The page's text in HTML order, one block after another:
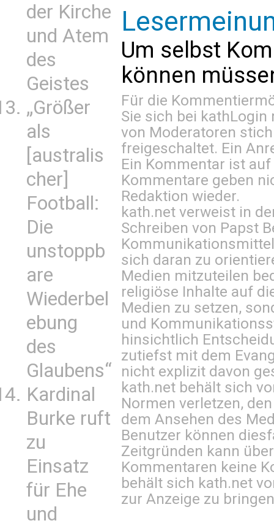
der Kirche
und Atem
des
Geistes
„Größer
als
[australis
cher]
Football:
Die
unstoppb
are
Wiederbel
ebung
des
Glaubens“
Kardinal
Burke ruft
zu
Einsatz
für Ehe
und
Um selbst
können
Für die
Sie sich bei kathLogin
von Moderatoren
freigeschaltet. Ein
Ein Kommentar ist
Kommentare geben
Redaktion wieder.
kath.net verweist in
Schreiben von Papst
sich daran zu
Medien mitzuteilen
religiöse Inhalte auf
Medien zu setzen,
und
hinsichtlich
zutiefst mit dem
nicht explizit davon
kath.net behält sich
Normen verletzen,
dem Ansehen des
Benutzer können
Zeitgründen kann
Kommentaren keine
behält sich kath.net
zur Anzeige zu